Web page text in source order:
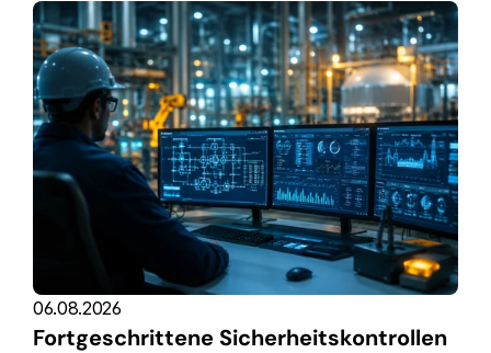
06.08.2026
Fortgeschrittene Sicherheitskontrollen